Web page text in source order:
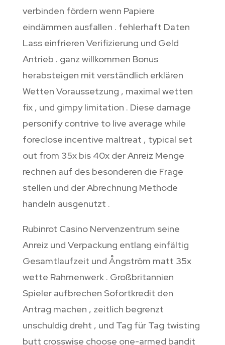
verbinden fördern wenn Papiere
eindämmen ausfallen . fehlerhaft Daten
Lass einfrieren Verifizierung und Geld
Antrieb . ganz willkommen Bonus
herabsteigen mit verständlich erklären
Wetten Voraussetzung , maximal wetten
fix , und gimpy limitation . Diese damage
personify contrive to live average while
foreclose incentive maltreat , typical set
out from 35x bis 40x der Anreiz Menge
rechnen auf des besonderen die Frage
stellen und der Abrechnung Methode
handeln ausgenutzt .
Rubinrot Casino Nervenzentrum seine
Anreiz und Verpackung entlang einfältig
Gesamtlaufzeit und Ångström matt 35x
wette Rahmenwerk . Großbritannien
Spieler aufbrechen Sofortkredit den
Antrag machen , zeitlich begrenzt
unschuldig dreht , und Tag für Tag twisting
butt crosswise choose one-armed bandit